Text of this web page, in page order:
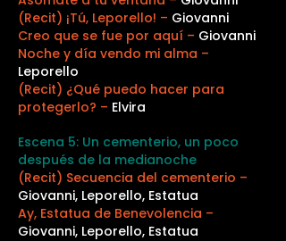
(Recit) ¡Tú, Leporello! – Giovanni
Creo que se fue por aquí – Giovanni
Noche y día vendo mi alma –
Leporello
(Recit) ¿Qué puedo hacer para
protegerlo? – Elvira
Escena 5: Un cementerio, un poco
después de la medianoche
(Recit) Secuencia del cementerio –
Giovanni, Leporello, Estatua
Ay, Estatua de Benevolencia –
Giovanni, Leporello, Estatua